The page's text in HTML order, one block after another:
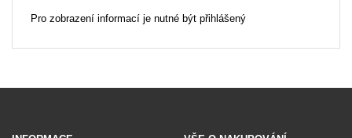
Pro zobrazení informací je nutné být přihlášený